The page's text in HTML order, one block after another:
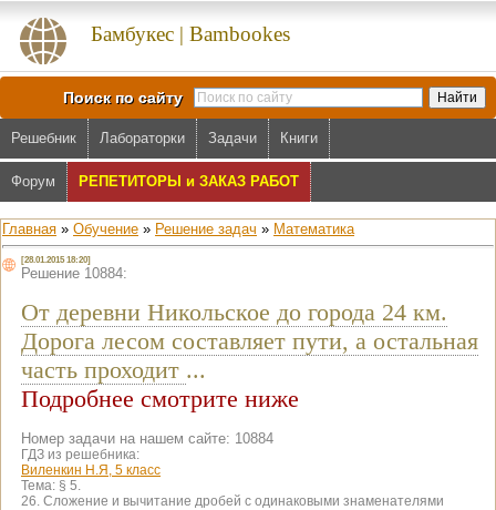
Бамбукес | Bambookes
Поиск по сайту
Решебник Лабораторки Задачи Книги
Форум РЕПЕТИТОРЫ и ЗАКАЗ РАБОТ
Главная » Обучение » Решение задач » Математика
[28.01.2015 18:20]
Решение 10884:
От деревни Никольское до города 24 км.
Дорога лесом составляет пути, а остальная
часть проходит ...
Подробнее смотрите ниже
Номер задачи на нашем сайте: 10884
ГДЗ из решебника:
Виленкин Н.Я, 5 класс
Тема: § 5.
26. Сложение и вычитание дробей с одинаковыми знаменателями